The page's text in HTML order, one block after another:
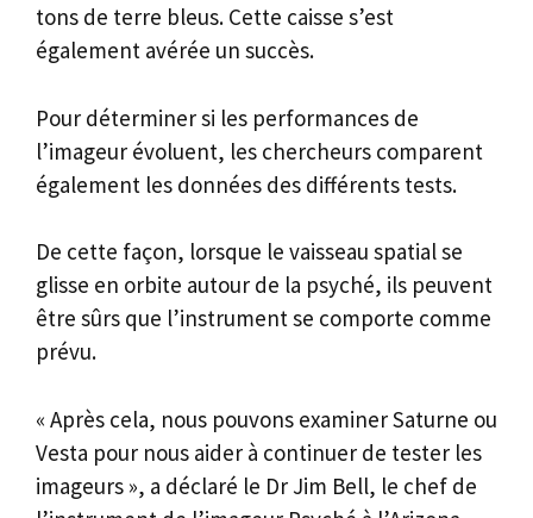
tons de terre bleus. Cette caisse s’est
également avérée un succès.
Pour déterminer si les performances de
l’imageur évoluent, les chercheurs comparent
également les données des différents tests.
De cette façon, lorsque le vaisseau spatial se
glisse en orbite autour de la psyché, ils peuvent
être sûrs que l’instrument se comporte comme
prévu.
« Après cela, nous pouvons examiner Saturne ou
Vesta pour nous aider à continuer de tester les
imageurs », a déclaré le Dr Jim Bell, le chef de